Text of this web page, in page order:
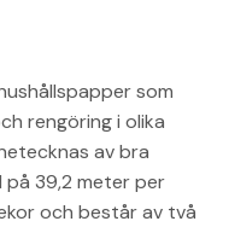
som
rengöring i olika
av bra
39,2 meter per
och består av två